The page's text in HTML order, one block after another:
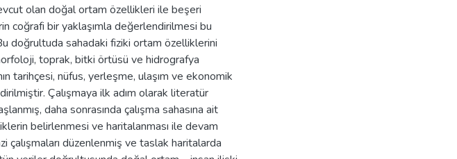
olan doğal ortam özellikleri ile beşeri
coğrafi bir yaklaşımla değerlendirilmesi bu
doğrultuda sahadaki fiziki ortam özelliklerini
toprak, bitki örtüsü ve hidrografya
tarihçesi, nüfus, yerleşme, ulaşım ve ekonomik
Çalışmaya ilk adım olarak literatür
daha sonrasında çalışma sahasına ait
belirlenmesi ve haritalanması ile devam
çalışmaları düzenlenmiş ve taslak haritalarda